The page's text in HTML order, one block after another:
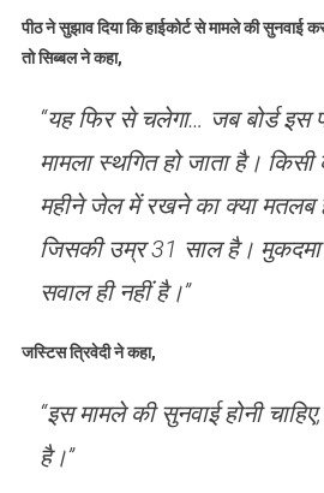
पीठ ने सुझाव दिया कि हाईकोर्ट से मामले की सुनवाई
तो सिब्बल ने कहा,
“यह फिर से चलेगा… जब बोर्ड इस
मामला स्थगित हो जाता है।
महीने जेल में रखने का क्या मतलब
जिसकी उम्र 31 साल है।
सवाल ही नहीं है।”
जस्टिस त्रिवेदी ने कहा,
“इस मामले की सुनवाई होनी
है।”